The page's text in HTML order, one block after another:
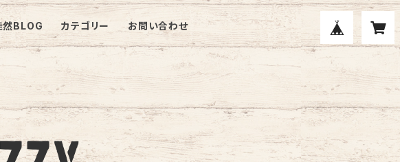
然BLOG カテゴリー お問い合わせ